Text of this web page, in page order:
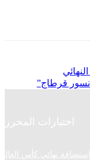
المحرر
كأس العالم 2030